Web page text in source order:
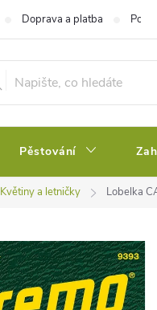
Doprava a platba
Pěstování
Květiny a letničky Lobelka